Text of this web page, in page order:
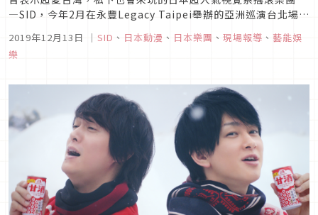
―SID，今年2月在永豐Legacy Taipei舉辦的亞洲巡演台北場，
SID絲毫沒放慢腳步，除了馬上帶來最新原創專輯「承認欲
求」，還舉辦了專輯全國巡演「SID LIVE 2019～承認欲求...
2019年12月13日 ｜ SID 、 日本動漫 、 日本樂團 、 現場報導 、 藝能娛
樂